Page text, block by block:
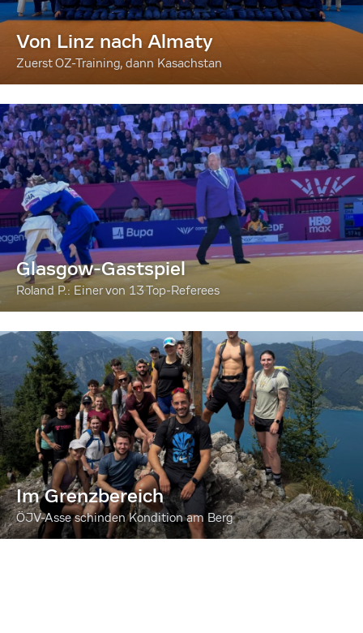
Von Linz nach Almaty
Zuerst OZ-Training, dann Kasachstan
Glasgow-Gastspiel
Roland P.: Einer von 13 Top-Referees
Im Grenzbereich
ÖJV-Asse schinden Kondition am Berg